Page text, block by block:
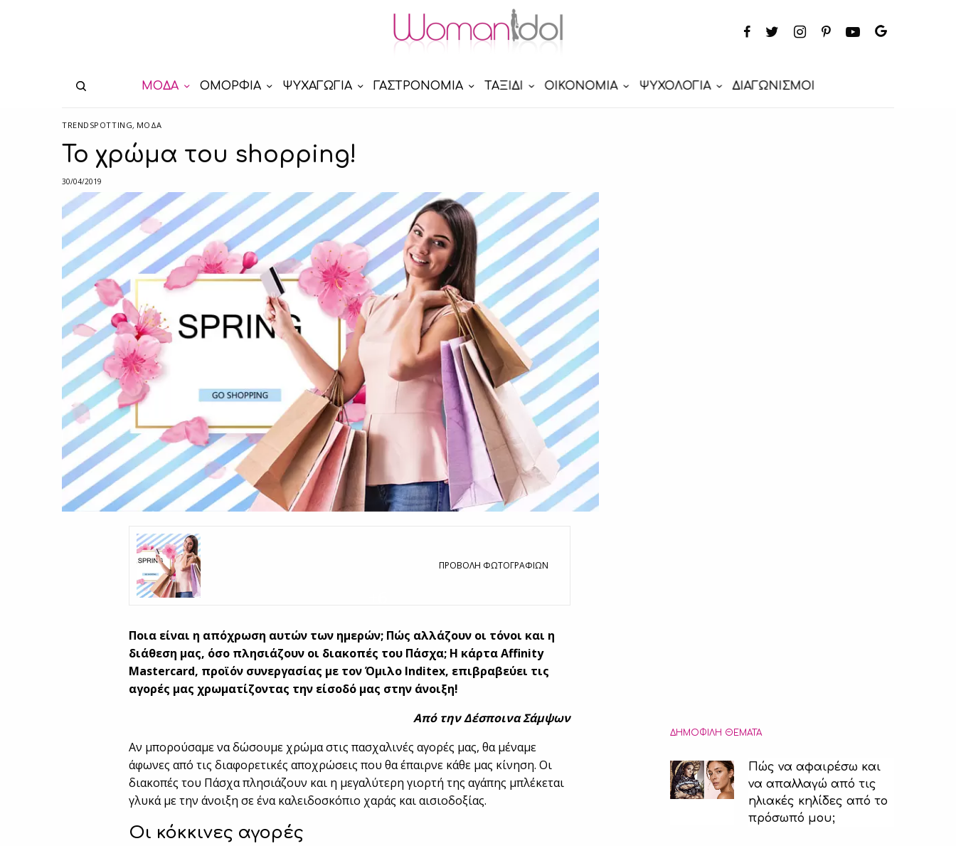
ΜΟΔΑ ΟΜΟΡΦΙΑ ΨΥΧΑΓΩΓΙΑ ΓΑΣΤΡΟΝΟΜΙΑ ΤΑΞΙΔΙ ΟΙΚΟΝΟΜΙΑ ΨΥΧΟΛΟΓΙΑ ΔΙΑΓΩΝΙΣΜΟΙ
TRENDSPOTTING, ΜΟΔΑ
Το χρώμα του shopping!
30/04/2019
ΠΡΟΒΟΛΉ ΦΩΤΟΓΡΑΦΙΏΝ
Ποια είναι η απόχρωση αυτών των ημερών; Πώς αλλάζουν οι τόνοι και η
διάθεση μας, όσο πλησιάζουν οι διακοπές του Πάσχα; H κάρτα Affinity
Mastercard, προϊόν συνεργασίας με τον Όμιλο Inditex, επιβραβεύει τις
αγορές μας χρωματίζοντας την είσοδό μας στην άνοιξη!
Από την Δέσποινα Σάμψων
Αν μπορούσαμε να δώσουμε χρώμα στις πασχαλινές αγορές μας, θα μέναμε
άφωνες από τις διαφορετικές αποχρώσεις που θα έπαιρνε κάθε μας κίνηση. Οι
διακοπές του Πάσχα πλησιάζουν και η μεγαλύτερη γιορτή της αγάπης μπλέκεται
γλυκά με την άνοιξη σε ένα καλειδοσκόπιο χαράς και αισιοδοξίας.
Οι κόκκινες αγορές
ΔΗΜΟΦΙΛΉ ΘΈΜΑΤΑ
Πώς να αφαιρέσω και
να απαλλαγώ από τις
ηλιακές κηλίδες από το
πρόσωπό μου;